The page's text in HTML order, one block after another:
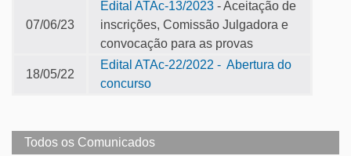
Todos os Comunicados
07/06/23
Edital ATAc-13/2023 - Aceitação de
inscrições, Comissão Julgadora e
convocação para as provas
18/05/22
Edital ATAc-22/2022 - Abertura do
concurso